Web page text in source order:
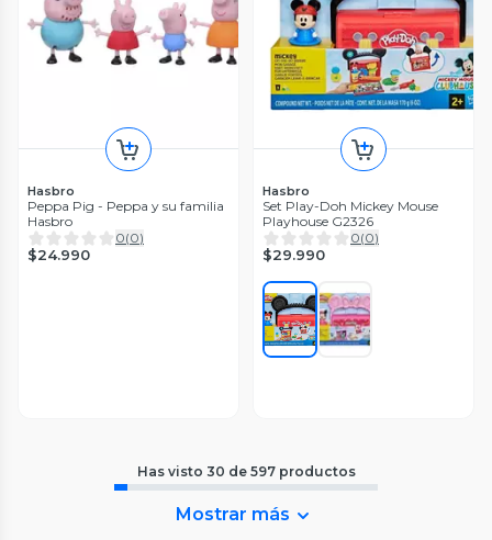
Hasbro
Peppa Pig - Peppa y su familia
Hasbro
0(0)
$24.990
Hasbro
Set Play-Doh Mickey Mouse
Playhouse G2326
0(0)
$29.990
Has visto 30 de 597 productos
Mostrar más